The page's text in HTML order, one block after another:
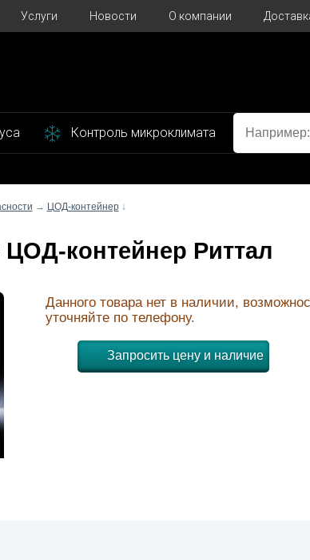
Услуги Новости О компании
Контроль микроклимата
→ ЦОД-контейнер↓
ЦОД-контейнер Риттал
Данного товара нет в наличии,
уточняйте по телефону.
Запросить цену и наличие